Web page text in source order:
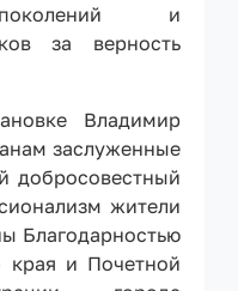
поколений и
за верность
Владимир
заслуженные
добросовестный
жители
Благодарностью
края и Почетной